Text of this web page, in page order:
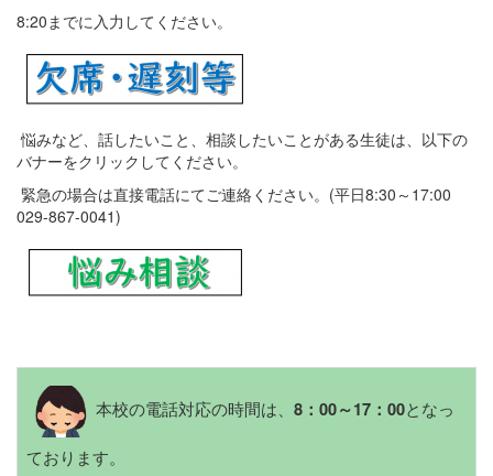
8:20までに入力してください。
悩みなど、話したいこと、相談したいことがある生徒は、以下の
バナーをクリックしてください。
緊急の場合は直接電話にてご連絡ください。(平日8:30～17:00
029-867-0041)
本校の電話対応の時間は、 8：00～17：00となっ
ております。